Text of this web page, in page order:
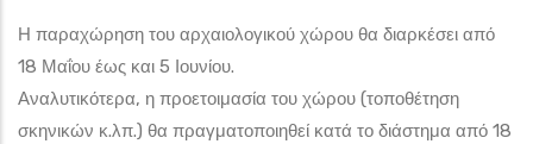
Η παραχώρηση του αρχαιολογικού χώρου θα διαρκέσει από
18 Μαΐου έως και 5 Ιουνίου.
Αναλυτικότερα, η προετοιμασία του χώρου (τοποθέτηση
σκηνικών κ.λπ.) θα πραγματοποιηθεί κατά το διάστημα από 18